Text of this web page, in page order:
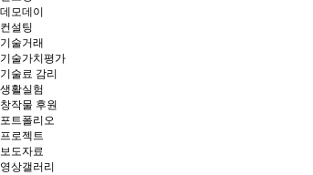
데모데이
컨설팅
기술거래
기술가치평가
기술료 감리
생활실험
창작물 후원
포트폴리오
프로젝트
보도자료
영상갤러리